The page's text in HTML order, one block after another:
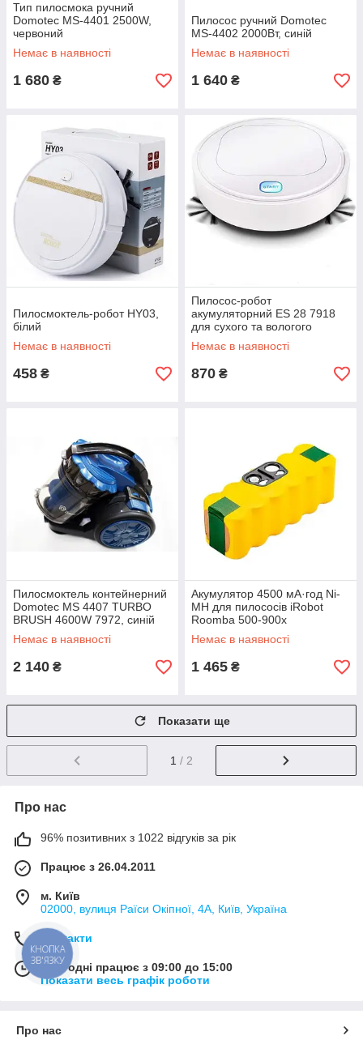
Тип пилосмока ручний
Domotec MS-4401 2500W,
червоний
Немає в наявності
1 680 ₴
Пилосос ручний Domotec
MS-4402 2000Вт, синій
Немає в наявності
1 640 ₴
Пилосмоктель-робот HY03,
білий
Немає в наявності
458 ₴
Пилосос-робот
акумуляторний ES 28 7918
для сухого та вологого
прибирання, білий.
Немає в наявності
870 ₴
Пилосмоктель контейнерний
Domotec MS 4407 TURBO
BRUSH 4600W 7972, синій
Немає в наявності
2 140 ₴
Акумулятор 4500 мА·год Ni-
MH для пилососів iRobot
Roomba 500-900x
Немає в наявності
1 465 ₴
Показати ще
1 / 2
Про нас
96% позитивних з 1022 відгуків за рік
Працює з 26.04.2011
м. Київ
02000, вулиця Раїси Окіпної, 4А, Київ, Україна
Контакти
Сьогодні працює з 09:00 до 15:00
Показати весь графік роботи
Про нас
КНОПКА
ЗВ'ЯЗКУ